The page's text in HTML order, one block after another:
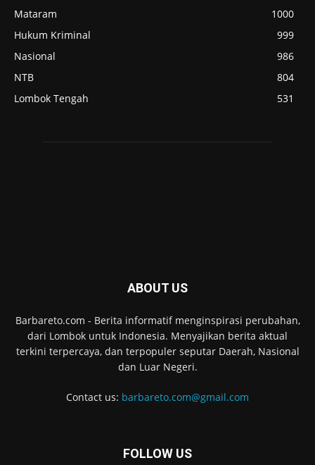
Mataram
1000
Hukum Kriminal
999
Nasional
986
NTB
804
Lombok Tengah
531
ABOUT US
Barbareto.com - Berita informatif menginspirasi perubahan,
dari Lombok untuk Indonesia. Menyajikan berita aktual
terkini terpercaya, dan terpopuler seputar Daerah, Nasional
dan Luar Negeri.
Contact us: barbareto.com@gmail.com
FOLLOW US